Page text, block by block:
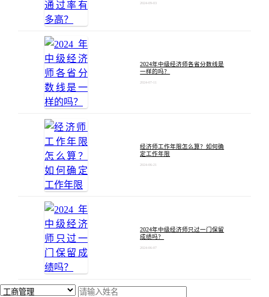
2024-09-03
2024年中级经济师各省分数线是
一样的吗？
2024-07-11
经济师工作年限怎么算？如何确
定工作年限
2024-06-21
2024年中级经济师只过一门保留
成绩吗？
2024-06-07